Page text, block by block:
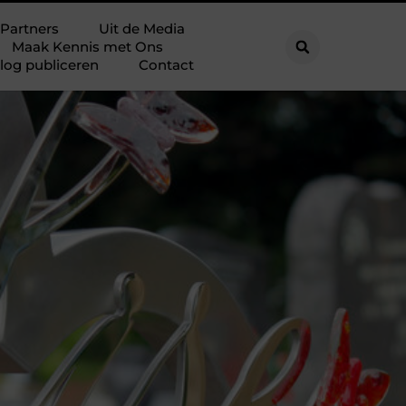
Partners
Uit de Media
Maak Kennis met Ons
publiceren
Contact